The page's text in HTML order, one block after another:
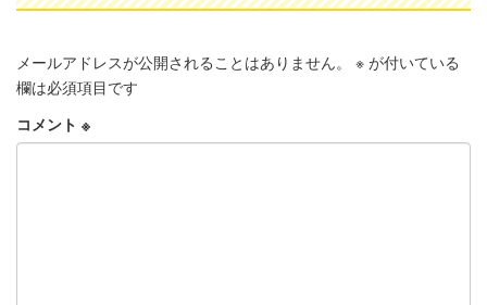
メールアドレスが公開されることはありません。 ※ が付いている
欄は必須項目です
コメント ※